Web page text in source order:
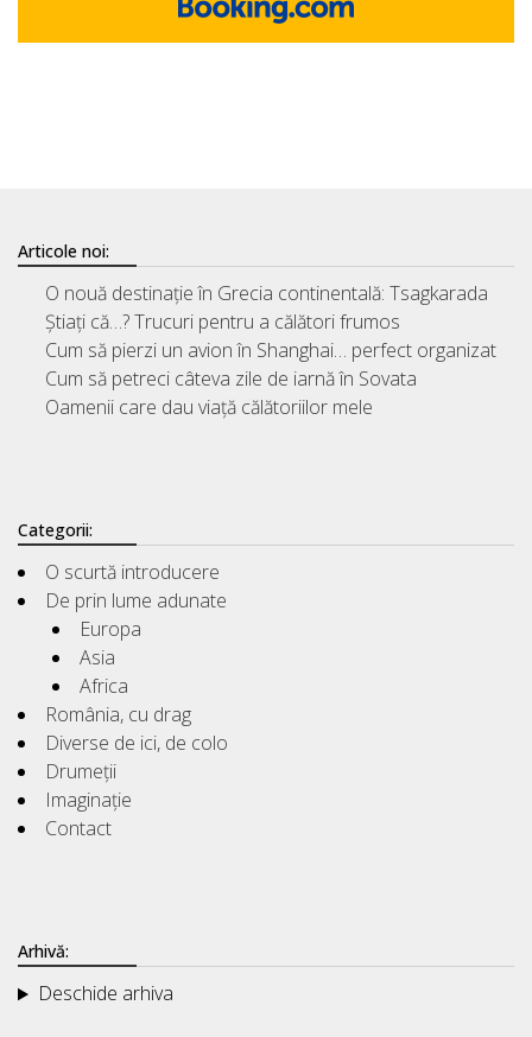
Articole noi:
O nouă destinație în Grecia continentală: Tsagkarada
Știați că…? Trucuri pentru a călători frumos
Cum să pierzi un avion în Shanghai… perfect organizat
Cum să petreci câteva zile de iarnă în Sovata
Oamenii care dau viață călătoriilor mele
Categorii:
O scurtă introducere
De prin lume adunate
Europa
Asia
Africa
România, cu drag
Diverse de ici, de colo
Drumeții
Imaginație
Contact
Arhivă:
Deschide arhiva